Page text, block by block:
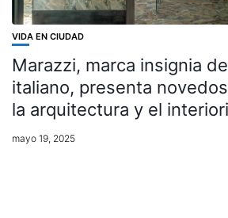
VIDA EN CIUDAD
Marazzi, marca insignia
italiano, presenta
la arquitectura y el
mayo 19, 2025